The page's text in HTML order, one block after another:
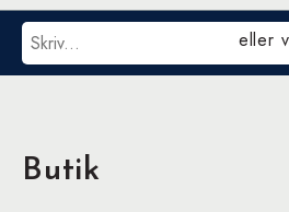
Sök eller
Butik